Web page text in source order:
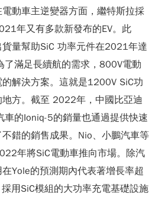
動車主逆變器方面，繼特斯拉採
年又有多款新發布的EV。此
量幫助SiC 功率元件在2021年達
滿足長續航的需求，800V電動
解決方案。這就是1200V SiC功
方。截至 2022年，中國比亞迪
車的Ioniq-5的銷量也通過提供快速
錯的銷售成果。Nio、小鵬汽車等
年將SiC電動車推向市場。除汽
Yole的預測期內代表著增長率超
用SiC模組的大功率充電基礎設施